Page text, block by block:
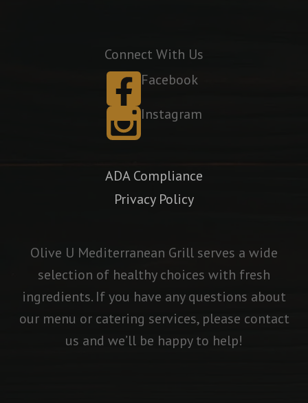
Olive U Mediterranean Grill serves a wide
selection of healthy choices with fresh
ingredients. If you have any questions about
our menu or catering services, please contact
us and we’ll be happy to help!
ADA Compliance
Privacy Policy
Connect With Us
Facebook
Instagram